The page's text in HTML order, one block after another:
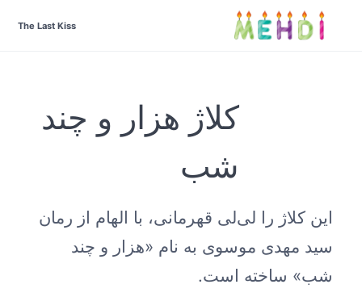
The Last Kiss
کلاژ هزار و چند
شب
این کلاژ را لی‌لی قهرمانی، با الهام از رمان
سید مهدی موسوی به نام «هزار و چند
شب» ساخته است.